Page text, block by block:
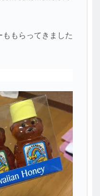
ももらってきました